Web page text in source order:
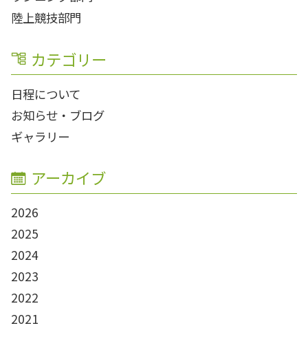
陸上競技部門
カテゴリー
日程について
お知らせ・ブログ
ギャラリー
アーカイブ
2026
2025
2024
2023
2022
2021